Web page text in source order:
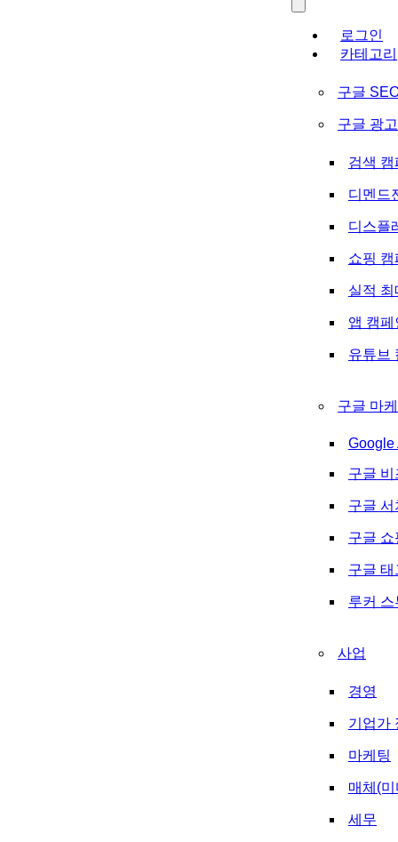
로그인
카테고리
구글
구글 광
검색 캠
디멘드
디스플
쇼핑 캠
실적
앱 캠페
유튜브
구글 마
Google
구글
구글
구글 쇼
구글
루커
사업
경영
기업가
마케팅
매체(
세무